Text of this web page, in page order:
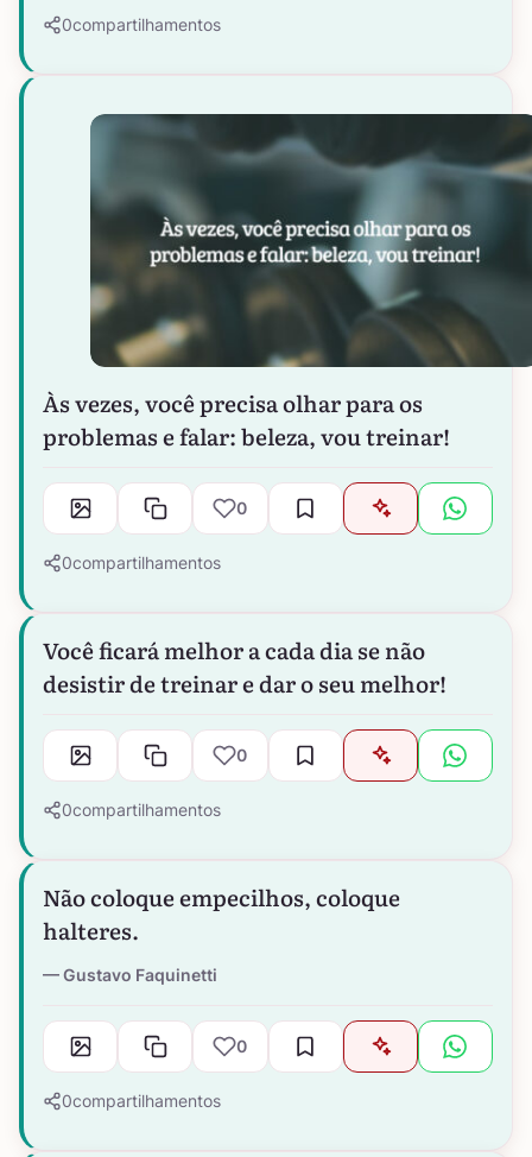
0compartilhamentos
Às vezes, você precisa olhar para os
problemas e falar: beleza, vou treinar!
0
0compartilhamentos
Você ficará melhor a cada dia se não
desistir de treinar e dar o seu melhor!
0
0compartilhamentos
Não coloque empecilhos, coloque
halteres.
Gustavo Faquinetti
0
0compartilhamentos